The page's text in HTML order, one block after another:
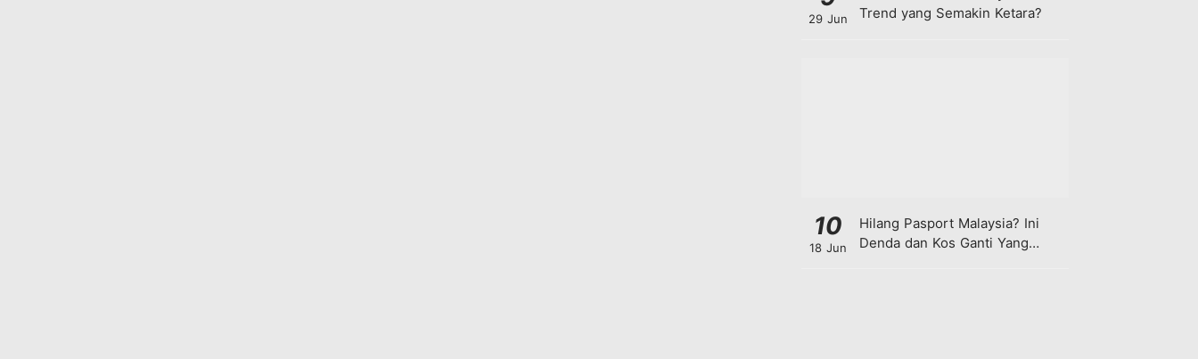
29 Jun
Trend yang Semakin Ketara?
10
18 Jun
Hilang Pasport Malaysia? Ini
Denda dan Kos Ganti Yang